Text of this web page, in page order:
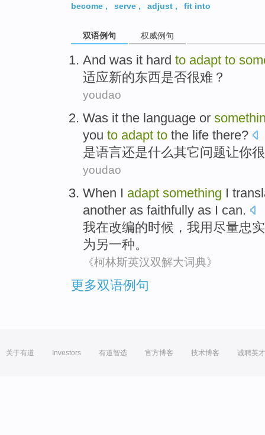
become , serve , adjust , fit into
双语例句 权威例句
And was it hard to adapt to
适应新的东西是否很难 ？
youdao
Was it the language or
you to adapt to the life there?
是语言还是什么其它问题让你
youdao
When I adapt something I
another as faithfully as I can.
我在改编的时候 ，我用尽量忠实
为 另一种。
《柯林斯英汉双解大词典》
更多双语例句
关于有道 Investors 有道智选 官方博客 技术博客 诚聘英才